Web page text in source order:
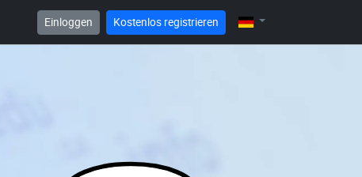
Einloggen Kostenlos registrieren